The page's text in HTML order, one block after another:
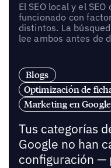
El SEO local y el
funcionado con
distintos. La
lee ambos antes de
Blogs
Optimización de
Marketing en Google
Tus categorías
Google no han
configuración —